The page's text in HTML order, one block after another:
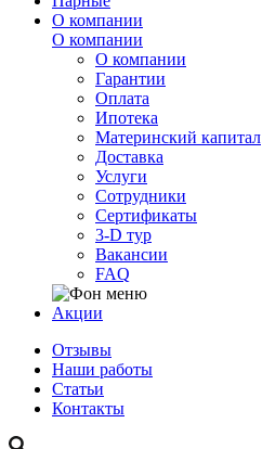
О компании
О компании
О компании
Гарантии
Оплата
Ипотека
Материнский капитал
Доставка
Услуги
Сотрудники
Сертификаты
3-D тур
Вакансии
FAQ
Акции
Отзывы
Наши работы
Статьи
Контакты